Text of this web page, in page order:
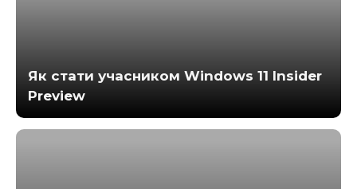
Як стати учасником Windows 11 Insider
Preview